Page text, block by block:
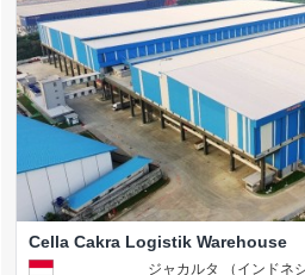
Cella Cakra Logistik Warehouse
ジャカルタ （インドネシ